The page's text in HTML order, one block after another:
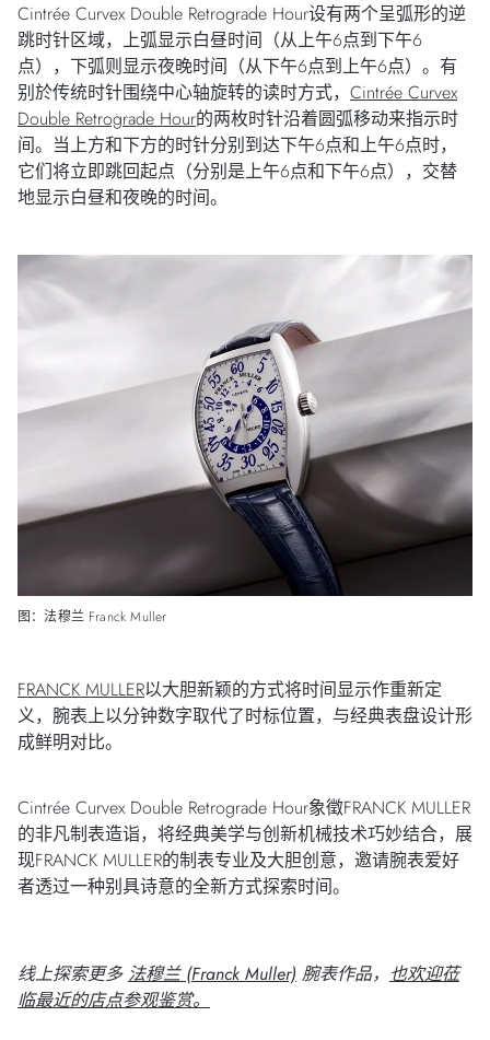
Cintrée Curvex Double Retrograde Hour设有两个呈弧形的逆
跳时针区域，上弧显示白昼时间（从上午6点到下午6
点），下弧则显示夜晚时间（从下午6点到上午6点）。有
别於传统时针围绕中心轴旋转的读时方式， Cintrée Curvex
Double Retrograde Hour的两枚时针沿着圆弧移动来指示时
间。当上方和下方的时针分别到达下午6点和上午6点时，
它们将立即跳回起点（分别是上午6点和下午6点），交替
地显示白昼和夜晚的时间。
图：法穆兰 Franck Muller
FRANCK MULLER以大胆新颖的方式将时间显示作重新定
义，腕表上以分钟数字取代了时标位置，与经典表盘设计形
成鲜明对比。
Cintrée Curvex Double Retrograde Hour象徵FRANCK MULLER
的非凡制表造诣，将经典美学与创新机械技术巧妙结合，展
现FRANCK MULLER的制表专业及大胆创意，邀请腕表爱好
者透过一种别具诗意的全新方式探索时间。
线上探索更多 法穆兰 (Franck Muller) 腕表作品， 也欢迎莅
临最近的店点参观鉴赏。